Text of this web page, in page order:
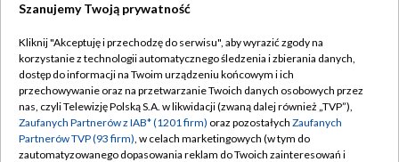
TVP
Abonament TVP
Emisja w TVP
Centrum informacji TVP
Regulamin TVP
Polityka prywatności
Moje zgody
Szanujemy Twoją prywatność
Kliknij "Akceptuję i przechodzę do serwisu", aby wyrazić zgody na
korzystanie z technologii automatycznego śledzenia i zbierania danych,
dostęp do informacji na Twoim urządzeniu końcowym i ich
przechowywanie oraz na przetwarzanie Twoich danych osobowych przez
nas, czyli Telewizję Polską S.A. w likwidacji (zwaną dalej również „TVP”),
Zaufanych Partnerów z IAB* (1201 firm) oraz pozostałych Zaufanych
Partnerów TVP (93 firm), w celach marketingowych (w tym do
zautomatyzowanego dopasowania reklam do Twoich zainteresowań i